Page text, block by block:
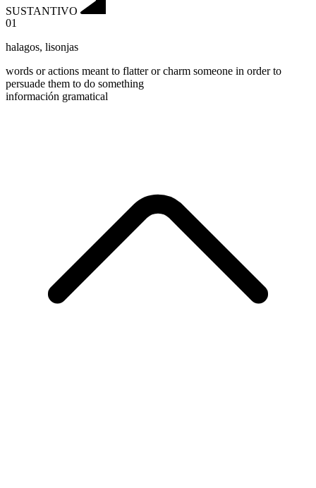
SUSTANTIVO
01
halagos, lisonjas
words or actions meant to flatter or charm someone in order to
persuade them to do something
información gramatical